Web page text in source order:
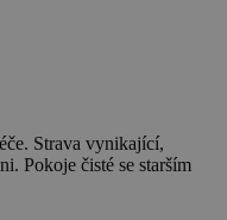
Strava vynikající,
Pokoje čisté se starším